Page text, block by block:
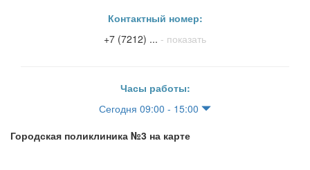
Контактный номер:
+7 (7212) ... - показать
Часы работы:
Сегодня 09:00 - 15:00
Городская поликлиника №3 на карте